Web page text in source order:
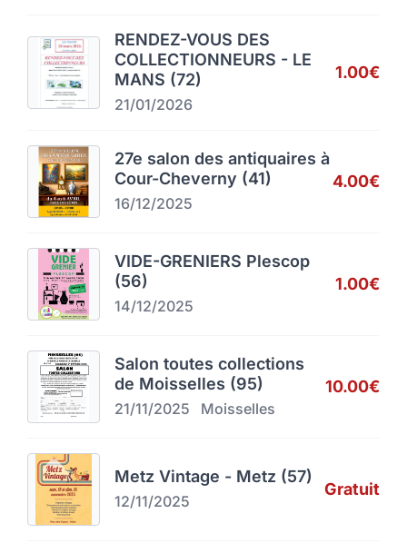
RENDEZ-VOUS DES
COLLECTIONNEURS - LE
MANS (72)
21/01/2026
1.00€
27e salon des antiquaires à
Cour-Cheverny (41)
16/12/2025
4.00€
VIDE-GRENIERS Plescop
(56)
14/12/2025
1.00€
Salon toutes collections
de Moisselles (95)
21/11/2025 Moisselles
10.00€
Metz Vintage - Metz (57)
12/11/2025
Gratuit